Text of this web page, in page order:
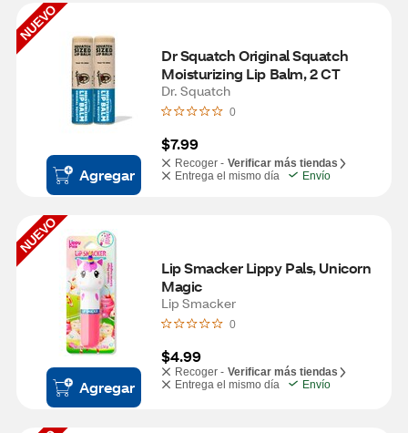
NUEVO
Agregar
Dr Squatch Original Squatch
Moisturizing Lip Balm, 2 CT
Dr. Squatch
0
$7.99
Recoger - Verificar más tiendas
Entrega el mismo día
Envío
NUEVO
Agregar
Lip Smacker Lippy Pals, Unicorn
Magic
Lip Smacker
0
$4.99
Recoger - Verificar más tiendas
Entrega el mismo día
Envío